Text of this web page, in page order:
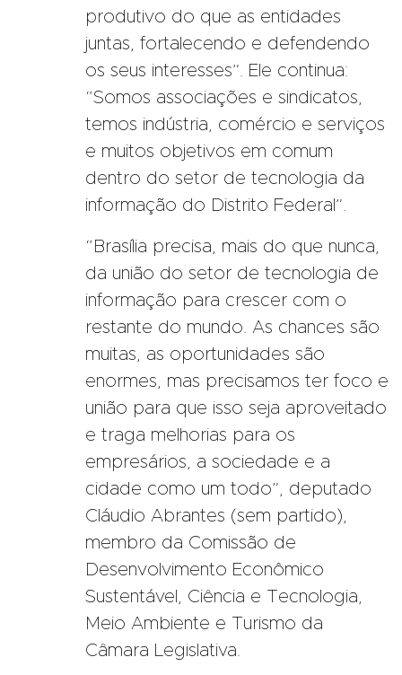
produtivo do que as entidades
juntas, fortalecendo e defendendo
os seus interesses”. Ele continua:
“Somos associações e sindicatos,
temos indústria, comércio e serviços
e muitos objetivos em comum
dentro do setor de tecnologia da
informação do Distrito Federal”.
“Brasília precisa, mais do que nunca,
da união do setor de tecnologia de
informação para crescer com o
restante do mundo. As chances são
muitas, as oportunidades são
enormes, mas precisamos ter foco e
união para que isso seja aproveitado
e traga melhorias para os
empresários, a sociedade e a
cidade como um todo”, deputado
Cláudio Abrantes (sem partido),
membro da Comissão de
Desenvolvimento Econômico
Sustentável, Ciência e Tecnologia,
Meio Ambiente e Turismo da
Câmara Legislativa.